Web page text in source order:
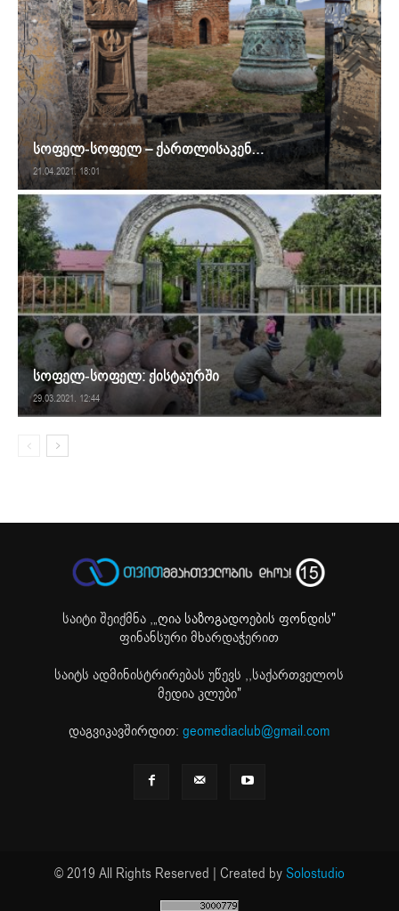
სოფელ-სოფელ – ქართლისაკენ…
21.04.2021. 18:01
სოფელ-სოფელ: ქისტაურში
29.03.2021. 12:44
საიტი შეიქმნა ,„ღია საზოგადოების ფონდის"
ფინანსური მხარდაჭერით
საიტს ადმინისტრირებას უწევს ,,საქართველოს
მედია კლუბი"
დაგვიკავშირდით:geomediaclub@gmail.com
© 2019 All Rights Reserved | Created bySolostudio